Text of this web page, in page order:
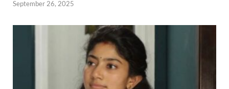
September 26, 2025